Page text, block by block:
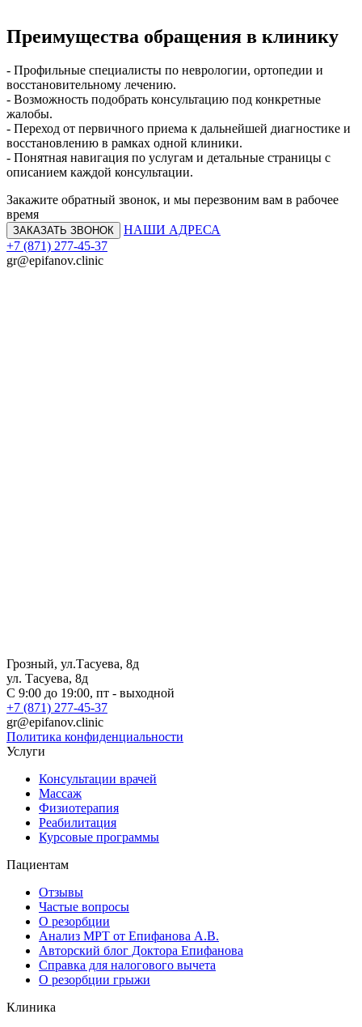
Преимущества обращения в клинику
- Профильные специалисты по неврологии, ортопедии и
восстановительному лечению.
- Возможность подобрать консультацию под конкретные
жалобы.
- Переход от первичного приема к дальнейшей диагностике и
восстановлению в рамках одной клиники.
- Понятная навигация по услугам и детальные страницы с
описанием каждой консультации.
Закажите обратный звонок, и мы перезвоним вам в рабочее
время
ЗАКАЗАТЬ ЗВОНОК
НАШИ АДРЕСА
+7 (871) 277-45-37
gr@epifanov.clinic
Грозный, ул.Тасуева, 8д
ул. Тасуева, 8д
С 9:00 до 19:00, пт - выходной
+7 (871) 277-45-37
gr@epifanov.clinic
Политика конфиденциальности
Услуги
Консультации врачей
Массаж
Физиотерапия
Реабилитация
Курсовые программы
Пациентам
Отзывы
Частые вопросы
О резорбции
Анализ МРТ от Епифанова А.В.
Авторский блог Доктора Епифанова
Справка для налогового вычета
О резорбции грыжи
Клиника